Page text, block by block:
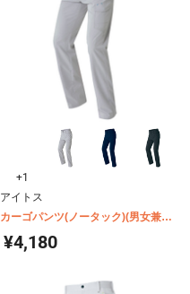
+1
アイトス
カーゴパンツ(ノータック)(男女兼用)
AZ-2951
¥4,180